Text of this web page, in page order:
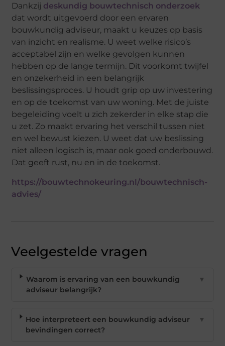
Dankzij deskundig bouwtechnisch onderzoek
dat wordt uitgevoerd door een ervaren
bouwkundig adviseur, maakt u keuzes op basis
van inzicht en realisme. U weet welke risico’s
acceptabel zijn en welke gevolgen kunnen
hebben op de lange termijn. Dit voorkomt twijfel
en onzekerheid in een belangrijk
beslissingsproces. U houdt grip op uw investering
en op de toekomst van uw woning. Met de juiste
begeleiding voelt u zich zekerder in elke stap die
u zet. Zo maakt ervaring het verschil tussen niet
en wel bewust kiezen. U weet dat uw beslissing
niet alleen logisch is, maar ook goed onderbouwd.
Dat geeft rust, nu en in de toekomst.
https://bouwtechnokeuring.nl/bouwtechnisch-
advies/
Veelgestelde vragen
Waarom is ervaring van een bouwkundig
adviseur belangrijk?
▼
Hoe interpreteert een bouwkundig adviseur
bevindingen correct?
▼